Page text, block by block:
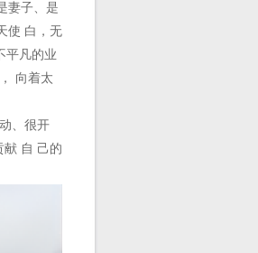
妻子、是
使 白，无
平凡的业
向着太
、很开
献 自 己的